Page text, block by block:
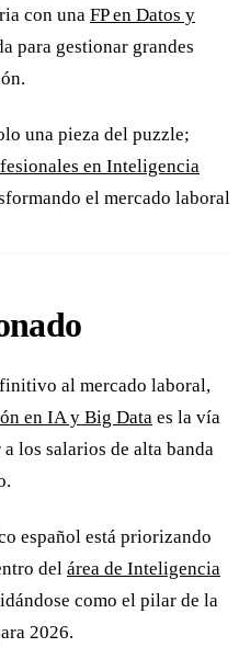
con una FP en Datos y
para gestionar grandes
una pieza del puzzle;
en Inteligencia
el mercado laboral
al mercado laboral,
en IA y Big Data es la vía
los salarios de alta banda
español está priorizando
del área de Inteligencia
como el pilar de la
2026.